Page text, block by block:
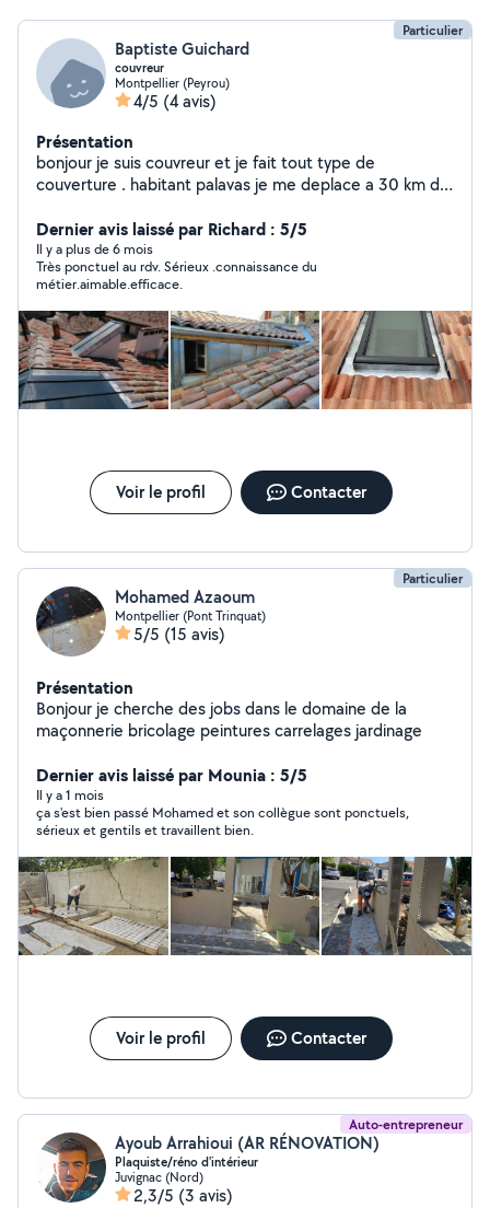
Particulier
Baptiste Guichard
couvreur
Montpellier (Peyrou)
4/5 (4 avis)
Présentation
bonjour je suis couvreur et je fait tout type de
couverture . habitant palavas je me deplace a 30 km de
Dernier avis laissé par Richard : 5/5
Il y a plus de 6 mois
Très ponctuel au rdv. Sérieux .connaissance du
métier.aimable.efficace.
Voir le profil Contacter
Particulier
Mohamed Azaoum
Montpellier (Pont Trinquat)
5/5 (15 avis)
Présentation
Bonjour je cherche des jobs dans le domaine de la
maçonnerie bricolage peintures carrelages jardinage
Dernier avis laissé par Mounia : 5/5
Il y a 1 mois
ça s'est bien passé Mohamed et son collègue sont ponctuels,
sérieux et gentils et travaillent bien.
Voir le profil Contacter
Auto-entrepreneur
Ayoub Arrahioui (AR RÉNOVATION)
Plaquiste/réno d'intérieur
Juvignac (Nord)
2,3/5 (3 avis)